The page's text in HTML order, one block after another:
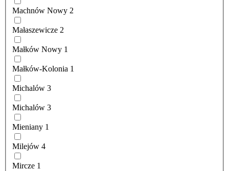
Machnów Nowy 2
Małaszewicze 2
Małków Nowy 1
Małków-Kolonia 1
Michalów 3
Michalów 3
Mieniany 1
Milejów 4
Mircze 1